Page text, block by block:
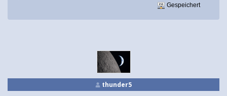
Gespeichert
thunder5